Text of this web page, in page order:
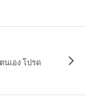
เอง โปรด